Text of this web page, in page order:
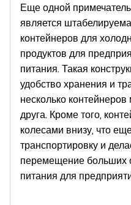
Еще одной
является
контейнеров для
продуктов для
питания. Такая
удобство хранения и
несколько
друга. Кроме того,
колесами внизу, что
транспортировку и
перемещение больших
питания для